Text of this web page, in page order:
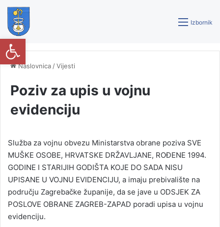
Izbornik
Naslovnica /Vijesti
Poziv za upis u vojnu
evidenciju
Služba za vojnu obvezu Ministarstva obrane poziva SVE
MUŠKE OSOBE, HRVATSKE DRŽAVLJANE, ROĐENE 1994.
GODINE I STARIJIH GODIŠTA KOJE DO SADA NISU
UPISANE U VOJNU EVIDENCIJU, a imaju prebivalište na
području Zagrebačke županije, da se jave u ODSJEK ZA
POSLOVE OBRANE ZAGREB-ZAPAD poradi upisa u vojnu
evidenciju.
Open toolbar